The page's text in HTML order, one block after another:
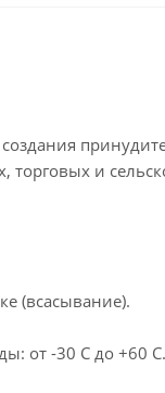
торговых и
(всасывание).
от -30 С до +60 С.